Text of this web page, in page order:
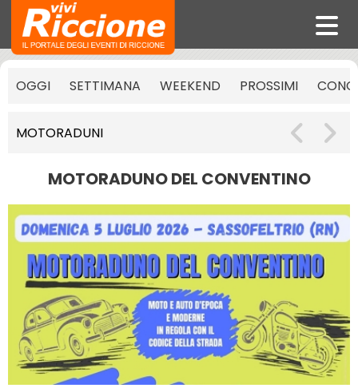
OGGI SETTIMANA WEEKEND PROSSIMI
MOTORADUNI
MOTORADUNO DEL CONVENTINO